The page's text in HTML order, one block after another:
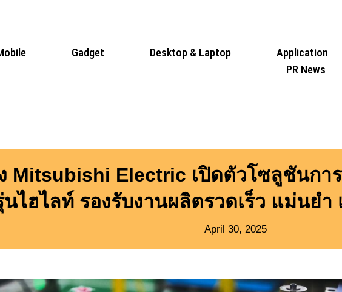
Gadget Desktop & Laptop Application
PR News
Mitsubishi Electric เปิดตัวโซลูชันก
นไฮไลท์ รองรับงานผลิตรวดเร็ว แม่นย
April 30, 2025